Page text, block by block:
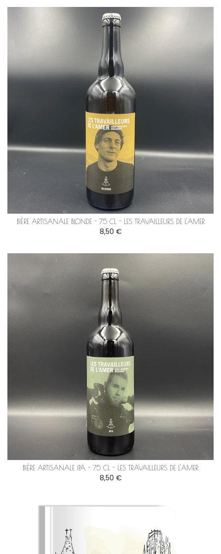
BIÈRE ARTISANALE BLONDE - 75 CL - LES TRAVAILLEURS DE L'AMER
8,50 €
BIÈRE ARTISANALE IPA - 75 CL - LES TRAVAILLEURS DE L'AMER
8,50 €